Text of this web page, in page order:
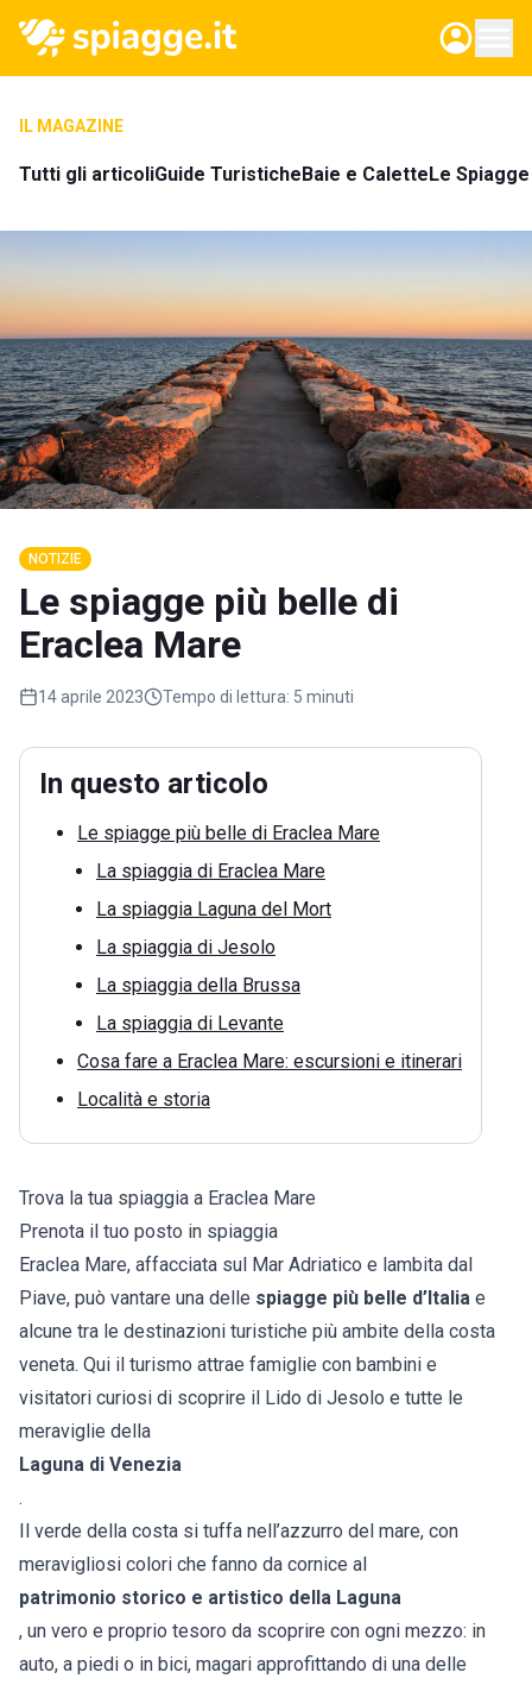
IL MAGAZINE
Tutti gli articoliGuide TuristicheBaie e CaletteLe
NOTIZIE
Le spiagge più belle di
Eraclea Mare
14 aprile 2023 Tempo di lettura: 5 minuti
In questo articolo
Le spiagge più belle di Eraclea Mare
La spiaggia di Eraclea Mare
La spiaggia Laguna del Mort
La spiaggia di Jesolo
La spiaggia della Brussa
La spiaggia di Levante
Cosa fare a Eraclea Mare: escursioni e itinerari
Località e storia
Trova la tua spiaggia a Eraclea Mare
Prenota il tuo posto in spiaggia
Eraclea Mare, affacciata sul Mar Adriatico e lambita dal
Piave, può vantare una delle spiagge più belle d’Italia e
alcune tra le destinazioni turistiche più ambite della costa
veneta. Qui il turismo attrae famiglie con bambini e
visitatori curiosi di scoprire il Lido di Jesolo e tutte le
meraviglie della
Laguna di Venezia
.
Il verde della costa si tuffa nell’azzurro del mare, con
meravigliosi colori che fanno da cornice al
patrimonio storico e artistico della Laguna
, un vero e proprio tesoro da scoprire con ogni mezzo: in
auto, a piedi o in bici, magari approfittando di una delle